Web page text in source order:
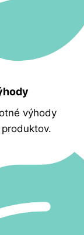
výhody